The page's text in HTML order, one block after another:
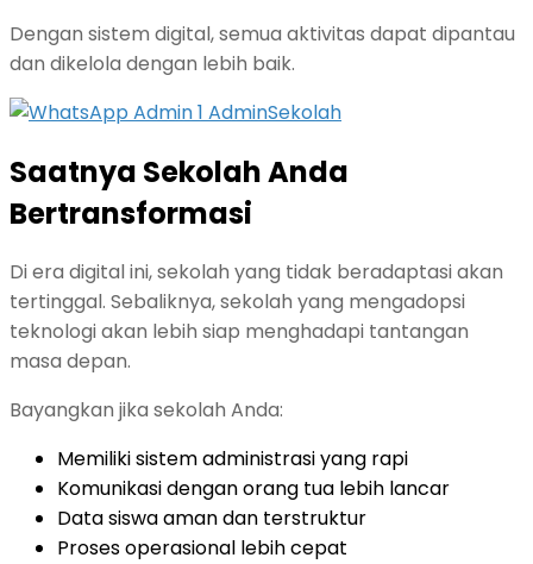
Dengan sistem digital, semua aktivitas dapat dipantau
dan dikelola dengan lebih baik.
Saatnya Sekolah Anda
Bertransformasi
Di era digital ini, sekolah yang tidak beradaptasi akan
tertinggal. Sebaliknya, sekolah yang mengadopsi
teknologi akan lebih siap menghadapi tantangan
masa depan.
Bayangkan jika sekolah Anda:
Memiliki sistem administrasi yang rapi
Komunikasi dengan orang tua lebih lancar
Data siswa aman dan terstruktur
Proses operasional lebih cepat